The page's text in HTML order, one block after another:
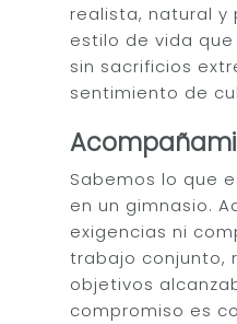
realista, natural y
estilo de vida
sin sacrificios
sentimiento de
Sabemos lo que
en un gimnasio.
exigencias ni
trabajo conjunto,
objetivos
compromiso es